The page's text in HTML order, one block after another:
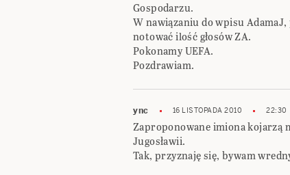
Gospodarzu.
W nawiązaniu do wpisu
notować ilość głosów ZA.
Pokonamy UEFA.
Pozdrawiam.
ync 16 LISTOPADA 2010 22:30
Zaproponowane imiona kojarzą
Jugosławii.
Tak, przyznaję się, bywam